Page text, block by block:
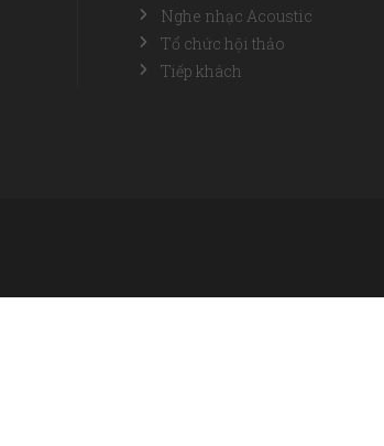
Nghe nhạc Acoustic
Tổ chức hội thảo
Tiếp khách